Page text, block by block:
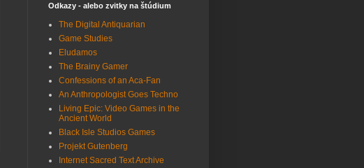
Odkazy - alebo zvitky na štúdium
The Digital Antiquarian
Game Studies
Eludamos
The Brainy Gamer
Confessions of an Aca-Fan
An Anthropologist Goes Techno
Living Epic: Video Games in the
Ancient World
Black Isle Studios Games
Projekt Gutenberg
Internet Sacred Text Archive